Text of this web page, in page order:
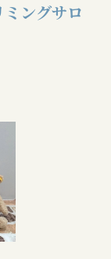
ングサロ